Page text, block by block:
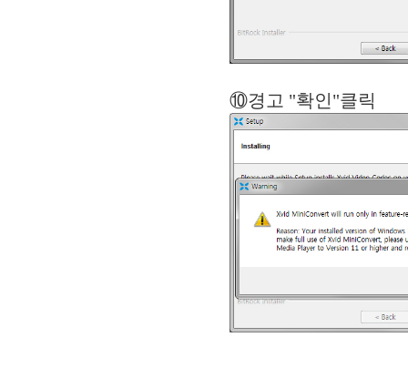
⑩경고 "